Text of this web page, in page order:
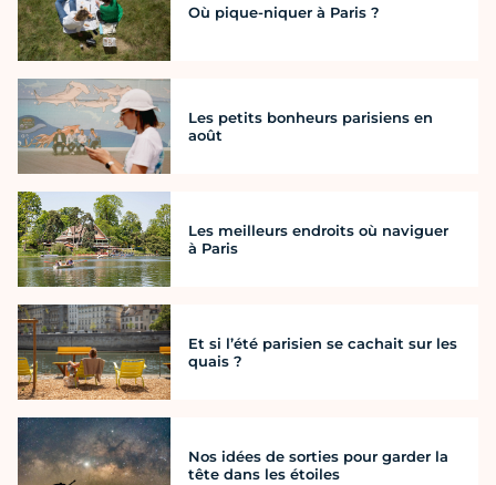
Où pique-niquer à Paris ?
Les petits bonheurs parisiens en
août
Les meilleurs endroits où naviguer
à Paris
Et si l’été parisien se cachait sur les
quais ?
Nos idées de sorties pour garder la
tête dans les étoiles